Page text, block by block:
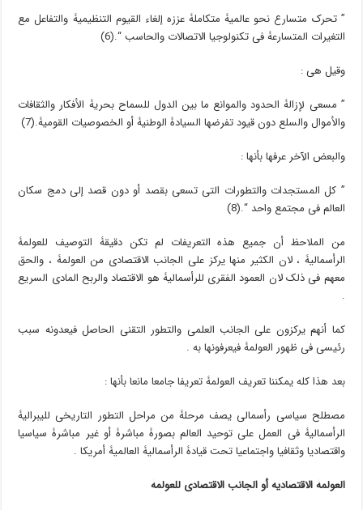
” تحرک متسارع نحو عالمیۀ متکاملۀ عززه إلغاء القیوم التنظیمیۀ والتفاعل مع
التغیرات المتسارعۀ فی تکنولوجیا الاتصالات والحاسب “.(6)
وقیل هی :
” مسعى لإزالۀ الحدود والموانع ما بین الدول للسماح بحریۀ الأفکار والثقافات
والأموال والسلع دون قیود تفرضها السیادۀ الوطنیۀ أو الخصوصیات القومیۀ.(7)
والبعض الآخر عرفها بأنها :
” کل المستجدات والتطورات التی تسعى بقصد أو دون قصد إلى دمج سکان
العالم فی مجتمع واحد “.(8)
من الملاحظ أن جمیع هذه التعریفات لم تکن دقیقۀ التوصیف للعولمۀ
الرأسمالیۀ ، لان الکثیر منها یرکز على الجانب الاقتصادی من العولمۀ ، والحق
معهم فی ذلک لان العمود الفقری للرأسمالیۀ هو الاقتصاد والربح المادی السریع
.
کما أنهم یرکزون على الجانب العلمی والتطور التقنی الحاصل فیعدونه سبب
رئیسی فی ظهور العولمۀ فیعرفونها به .
بعد هذا کله یمکننا تعریف العولمۀ تعریفا جامعا مانعا بأنها :
مصطلح سیاسی رأسمالی یصف مرحلۀ من مراحل التطور التاریخی للیبرالیۀ
الرأسمالیۀ فی العمل على توحید العالم بصورۀ مباشرۀ أو غیر مباشرۀ سیاسیا
واقتصادیا وثقافیا واجتماعیا تحت قیادۀ الرأسمالیۀ العالمیۀ أمریکا .
العولمۀ الاقتصادیۀ أو الجانب الاقتصادی للعولمۀ